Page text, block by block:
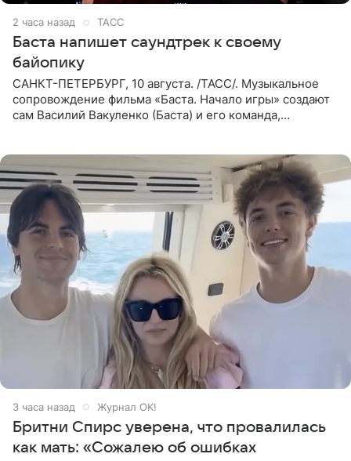
2 часа назад ТАСС
Баста напишет саундтрек к своему
байопику
САНКТ-ПЕТЕРБУРГ, 10 августа. /ТАСС/. Музыкальное
сопровождение фильма «Баста. Начало игры» создают
сам Василий Вакуленко (Баста) и его команда,
3 часа назад Журнал OK!
Бритни Спирс уверена, что провалилась
как мать: «Сожалею об ошибках